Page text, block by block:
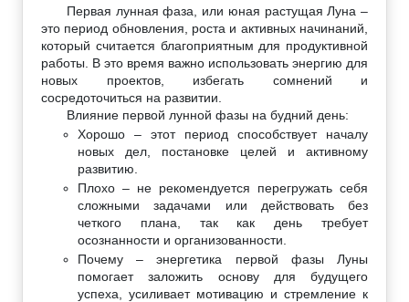
Первая лунная фаза, или юная растущая Луна –
это период обновления, роста и активных начинаний,
который считается благоприятным для продуктивной
работы. В это время важно использовать энергию для
новых проектов, избегать сомнений и
сосредоточиться на развитии.
Влияние первой лунной фазы на будний день:
Хорошо – этот период способствует началу
новых дел, постановке целей и активному
развитию.
Плохо – не рекомендуется перегружать себя
сложными задачами или действовать без
четкого плана, так как день требует
осознанности и организованности.
Почему – энергетика первой фазы Луны
помогает заложить основу для будущего
успеха, усиливает мотивацию и стремление к